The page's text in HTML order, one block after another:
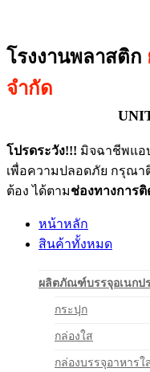
โรงงานพลาสติก
จำกัด
โปรดระวัง!!! มิจฉาชีพแอ
เพื่อความปลอดภัย กรุณ
ต้อง ได้ตามช่องทางการ
หน้าหลัก
สินค้าทั้งหมด
ผลิตภัณฑ์บรรจุอเนกป
กระปุก
กล่องใส
กล่องบรรจุอาหารใ